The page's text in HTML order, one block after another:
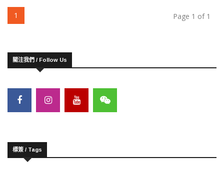
1 Page 1 of 1
關注我們 / Follow Us
標簽 / Tags